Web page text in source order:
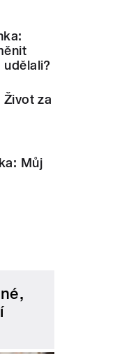
Život za
Můj